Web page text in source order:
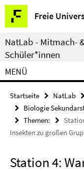
Springe
direkt
zu
Inhalt
Freie
Service-
Navigation
NatLab - Mitmach-
Schüler*innen
MENÜ
Startseite NatLab
Biologie
Themen:
Insekten zu großen
Station 4: